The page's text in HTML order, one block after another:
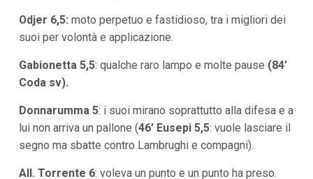
Odjer 6,5: moto perpetuo e fastidioso, tra i migliori dei
suoi per volontà e applicazione.
Gabionetta 5,5: qualche raro lampo e molte pause (84’
Coda sv).
Donnarumma 5: i suoi mirano soprattutto alla difesa e a
lui non arriva un pallone (46’ Eusepi 5,5: vuole lasciare il
segno ma sbatte contro Lambrughi e compagni).
All. Torrente 6: voleva un punto e un punto ha preso.